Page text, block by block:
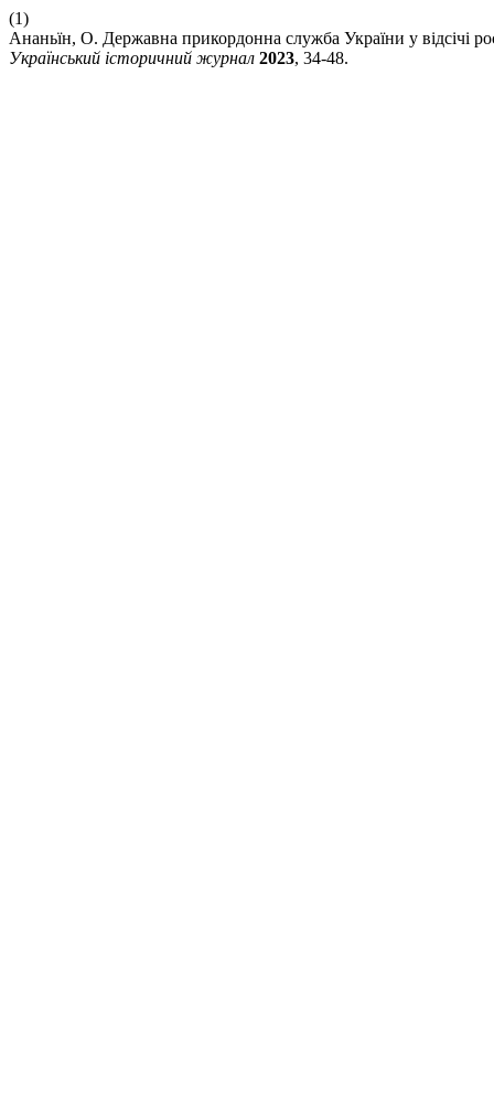
(1)
Ананьїн, О. Державна прикордонна служба України у відсічі
Український історичний журнал 2023, 34-48.